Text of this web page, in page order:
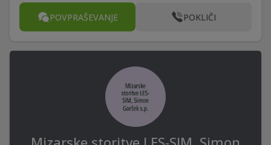
POVPRAŠEVANJE POKLIČI